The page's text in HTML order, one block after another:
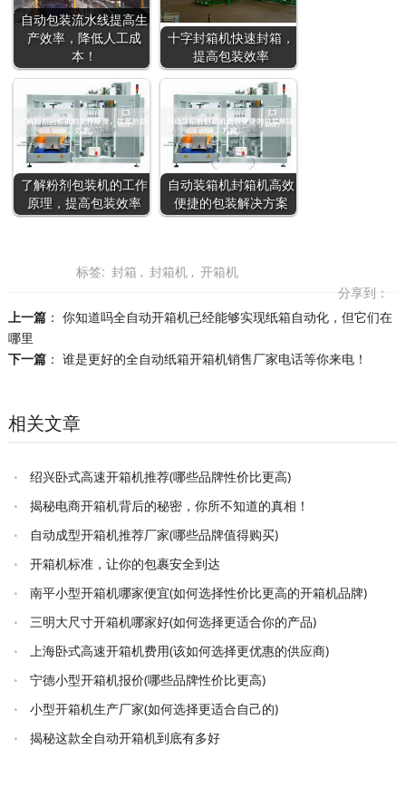
自动包装流水线提高生
产效率，降低人工成
本！
十字封箱机快速封箱，
提高包装效率
了解粉剂包装机的工作
原理，提高包装效率
自动装箱机封箱机高效
便捷的包装解决方案
标签: 封箱 , 封箱机 , 开箱机
分享到：
上一篇： 你知道吗全自动开箱机已经能够实现纸箱自动化，但它们在
哪里
下一篇： 谁是更好的全自动纸箱开箱机销售厂家电话等你来电！
相关文章
绍兴卧式高速开箱机推荐(哪些品牌性价比更高)
揭秘电商开箱机背后的秘密，你所不知道的真相！
自动成型开箱机推荐厂家(哪些品牌值得购买)
开箱机标准，让你的包裹安全到达
南平小型开箱机哪家便宜(如何选择性价比更高的开箱机品牌)
三明大尺寸开箱机哪家好(如何选择更适合你的产品)
上海卧式高速开箱机费用(该如何选择更优惠的供应商)
宁德小型开箱机报价(哪些品牌性价比更高)
小型开箱机生产厂家(如何选择更适合自己的)
揭秘这款全自动开箱机到底有多好